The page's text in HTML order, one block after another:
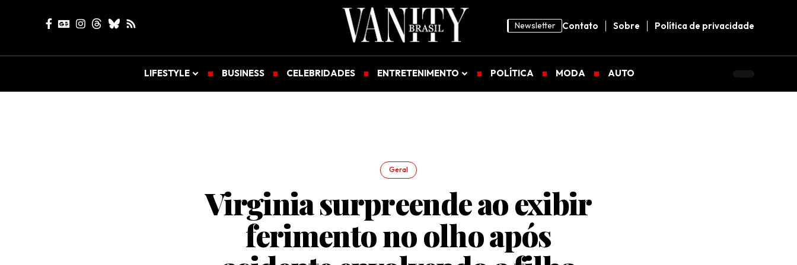
Newsletter Contato Sobre Política de privacidade
LIFESTYLE BUSINESS CELEBRIDADES ENTRETENIMENTO POLÍTICA MODA AUTO
Geral
Virginia surpreende ao exibir
ferimento no olho após